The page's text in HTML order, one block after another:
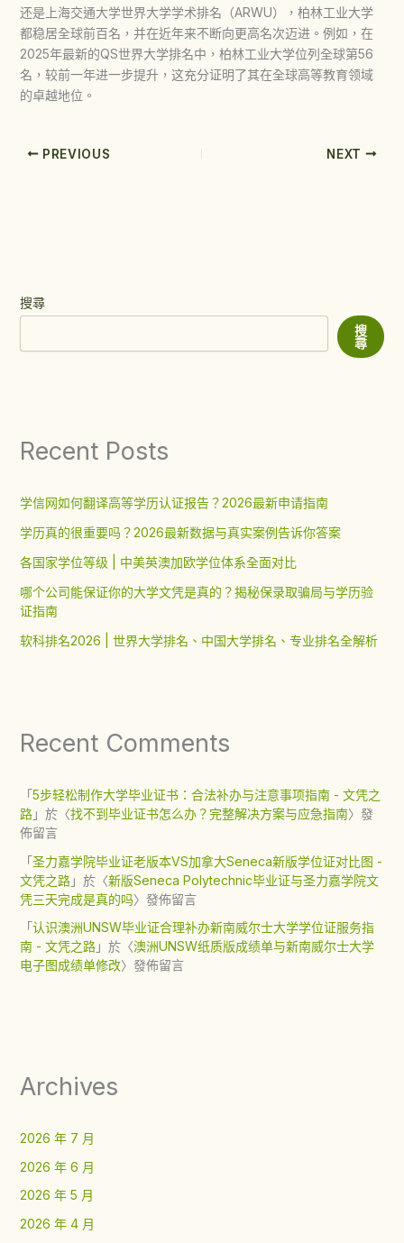
还是上海交通大学世界大学学术排名（ARWU），柏林工业大学
都稳居全球前百名，并在近年来不断向更高名次迈进。例如，在
2025年最新的QS世界大学排名中，柏林工业大学位列全球第56
名，较前一年进一步提升，这充分证明了其在全球高等教育领域
的卓越地位。
PREVIOUS NEXT
搜尋
搜
尋
Recent Posts
学信网如何翻译高等学历认证报告？2026最新申请指南
学历真的很重要吗？2026最新数据与真实案例告诉你答案
各国家学位等级 | 中美英澳加欧学位体系全面对比
哪个公司能保证你的大学文凭是真的？揭秘保录取骗局与学历验
证指南
软科排名2026 | 世界大学排名、中国大学排名、专业排名全解析
Recent Comments
「5步轻松制作大学毕业证书：合法补办与注意事项指南 - 文凭之
路」於〈找不到毕业证书怎么办？完整解决方案与应急指南〉發
佈留言
「圣力嘉学院毕业证老版本VS加拿大Seneca新版学位证对比图 -
文凭之路」於〈新版Seneca Polytechnic毕业证与圣力嘉学院文
凭三天完成是真的吗〉發佈留言
「认识澳洲UNSW毕业证合理补办新南威尔士大学学位证服务指
南 - 文凭之路」於〈澳洲UNSW纸质版成绩单与新南威尔士大学
电子图成绩单修改〉發佈留言
Archives
2026 年 7 月
2026 年 6 月
2026 年 5 月
2026 年 4 月